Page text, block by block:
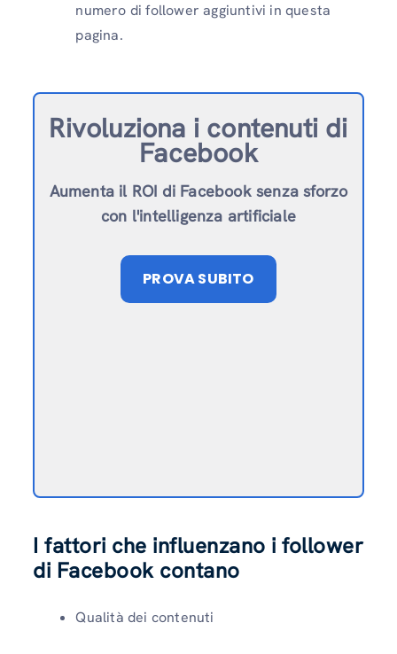
numero di follower aggiuntivi in ​​questa
pagina.
Rivoluziona i contenuti di
Facebook
Aumenta il ROI di Facebook senza sforzo
con l'intelligenza artificiale
PROVA SUBITO
I fattori che influenzano i follower
di Facebook contano
Qualità dei contenuti